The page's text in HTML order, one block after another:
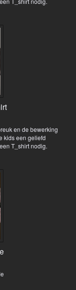
en de bewerking
kids een geliefd
T_shirt nodig.